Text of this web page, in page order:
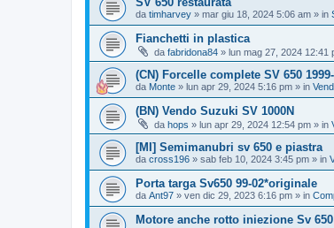
da timharvey » mar giu 18, 2024 5:06 am » in
Fianchetti in plastica
da fabridona84 » lun mag 27, 2024 12:41
(CN) Forcelle complete SV 650
da Monte » lun apr 29, 2024 5:16 pm » in
(BN) Vendo Suzuki SV 1000N
da hops » lun apr 29, 2024 12:54 pm » in
[MI] Semimanubri sv 650 e piastra
da cross196 » sab feb 10, 2024 3:45 pm » in
Porta targa Sv650 99-02*originale
da Ant97 » ven dic 29, 2023 6:16 pm » in
Motore anche rotto iniezione Sv 650